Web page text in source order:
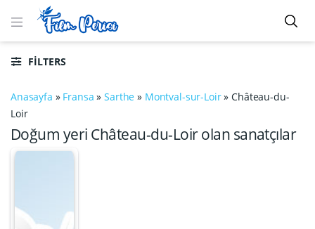
FILTERS
Anasayfa » Fransa »Sarthe » Montval-sur-Loir»Château-du-
Loir
Doğum yeri Château-du-Loir olan sanatçılar